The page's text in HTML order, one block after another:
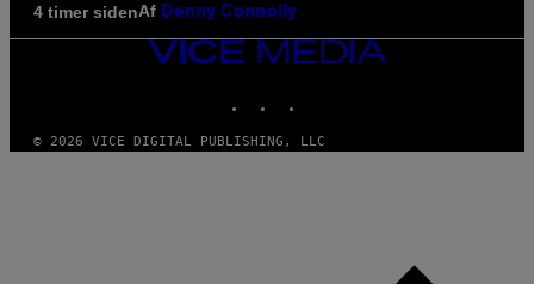
4 timer sidenAf Denny Connolly
VICE
© 2026 VICE DIGITAL PUBLISHING, LLC